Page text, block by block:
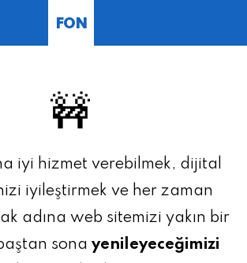
FON
🚧
iyi hizmet verebilmek, dijital
iyileştirmek ve her zaman
adına web sitemizi yakın bir
sona yenileyeceğimizi